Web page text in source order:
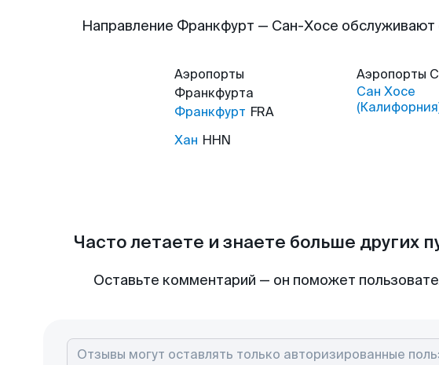
Направление Франкфурт — Сан-Хосе
Аэропорты
Франкфурта
Франкфурт FRA
Хан HHN
Аэропорты
Сан Хосе
Часто летаете и знаете больше других
Оставьте комментарий — он поможет